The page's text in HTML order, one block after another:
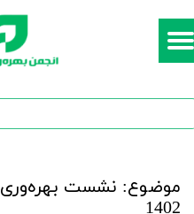
حساب کاربری من
1402